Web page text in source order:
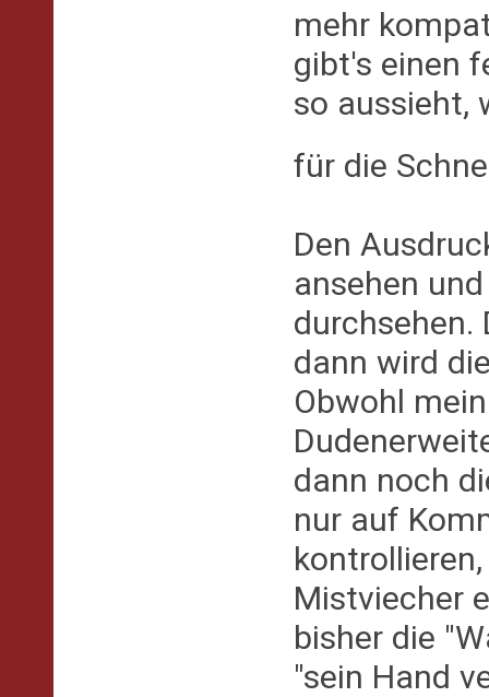
mehr
gibt's einen
so aussieht,
für die
Den
ansehen
durchsehen.
dann wird
Obwohl
dann noch
nur auf
Mistviecher
bisher die
"sein Hand